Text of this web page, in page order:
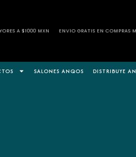
GRATIS EN COMPRAS MAYORES A $1000 MXN
SALONES ANQOS DISTRIBUYE